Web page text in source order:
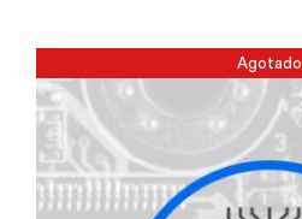
Agotado